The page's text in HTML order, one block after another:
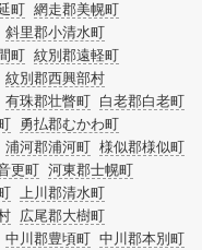
町 網走郡美幌町
斜里郡小清水町
町 紋別郡遠軽町
紋別郡西興部村
有珠郡壮瞥町 白老郡白老町
勇払郡むかわ町
浦河郡浦河町 様似郡様似町
更町 河東郡士幌町
上川郡清水町
広尾郡大樹町
中川郡豊頃町 中川郡本別町